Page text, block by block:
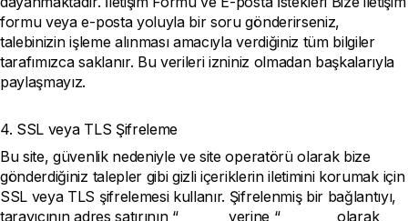
formu veya e-posta yoluyla bir soru gönderirseniz,
talebinizin işleme alınması amacıyla verdiğiniz tüm bilgiler
tarafımızca saklanır. Bu verileri izniniz olmadan başkalarıyla
paylaşmayız.
4. SSL veya TLS Şifreleme
Bu site, güvenlik nedeniyle ve site operatörü olarak bize
gönderdiğiniz talepler gibi gizli içeriklerin iletimini korumak için
SSL veya TLS şifrelemesi kullanır. Şifrelenmiş bir bağlantıyı,
tarayıcının adres satırının “http://” yerine “https://”
olarak